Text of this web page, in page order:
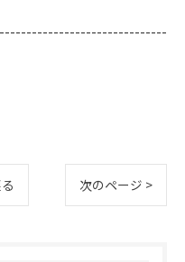
次のページ >